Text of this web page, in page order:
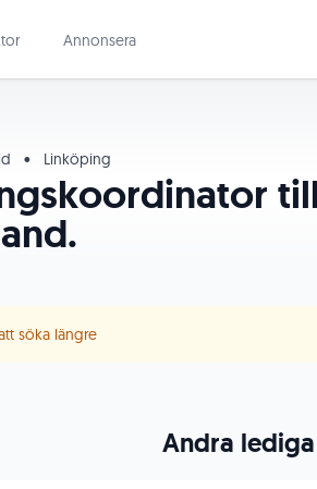
Annonsera
• Linköping
söka längre
Andra